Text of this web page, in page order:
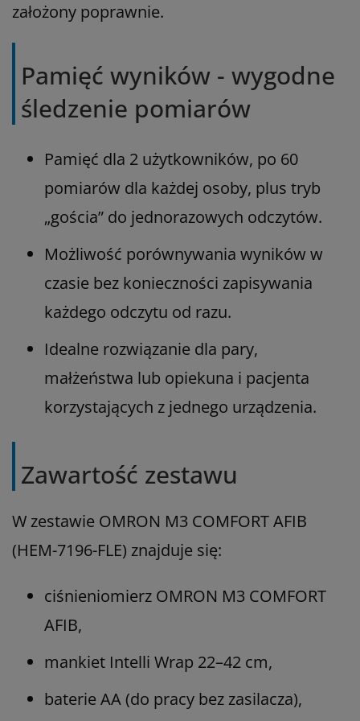
założony poprawnie.
Pamięć wyników - wygodne
śledzenie pomiarów
Pamięć dla 2 użytkowników, po 60
pomiarów dla każdej osoby, plus tryb
„gościa” do jednorazowych odczytów.
Możliwość porównywania wyników w
czasie bez konieczności zapisywania
każdego odczytu od razu.
Idealne rozwiązanie dla pary,
małżeństwa lub opiekuna i pacjenta
korzystających z jednego urządzenia.
Zawartość zestawu
W zestawie OMRON M3 COMFORT AFIB
(HEM-7196-FLE) znajduje się:
ciśnieniomierz OMRON M3 COMFORT
AFIB,
mankiet Intelli Wrap 22–42 cm,
baterie AA (do pracy bez zasilacza),